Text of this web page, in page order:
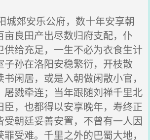
郊安乐公府，数十年安享朝
亩良田产出尽数归府支配，仆
供给充足，一生不必为衣食生计
子孙在洛阳安稳繁衍，开枝散
闲居，或是入朝做闲散小官，
屠戮牵连；当年跟随刘禅千里北
臣，也都得以安享晚年，寿终正
受朝廷妥善安置，不曾有一人因
受难。千里之外的巴蜀大地，